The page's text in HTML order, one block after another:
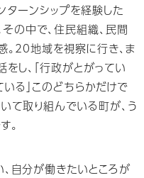
ーンシップを経験した
その中で、住⺠組織、⺠間
20地域を視察に⾏き、ま
し、「⾏政がとがってい
いる」このどちらかだけで
て取り組んでいる町が、う
。
⾃分が働きたいところが